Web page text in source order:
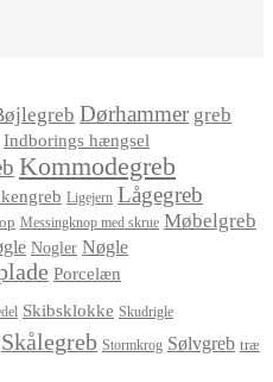
Dørhammer greb
Indborings hængsel
Kommodegreb
Ligejern Lågegreb
Messingknop med skrue Møbelgreb
Nogler Nøgle
Porcelæn
Skibsklokke Skudrigle
Skålegreb Stormkrog Sølvgreb træ